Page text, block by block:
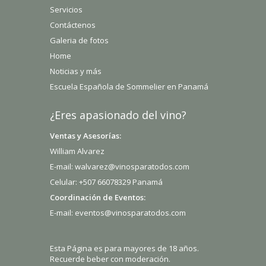
Servicios
Contáctenos
Galeria de fotos
Home
Noticias y más
Escuela Española de Sommelier en Panamá
¿Eres apasionado del vino?
Ventas y Asesorías:
William Alvarez
E-mail: walvarez@vinosparatodos.com
Celular: +507 66078329 Panamá
Coordinación de Eventos:
E-mail: eventos@vinosparatodos.com
Esta Página es para mayores de 18 años.
Recuerde beber con moderación.